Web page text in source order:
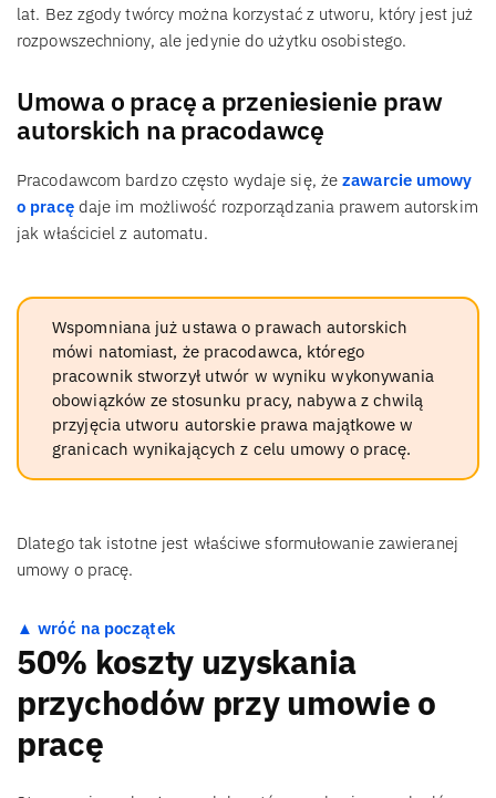
lat. Bez zgody twórcy można korzystać z utworu, który jest już
rozpowszechniony, ale jedynie do użytku osobistego.
Umowa o pracę a przeniesienie praw
autorskich na pracodawcę
Pracodawcom bardzo często wydaje się, żezawarcie umowy
o pracę daje im możliwość rozporządzania prawem autorskim
jak właściciel z automatu.
Wspomniana już ustawa o prawach autorskich
mówi natomiast, że pracodawca, którego
pracownik stworzył utwór w wyniku wykonywania
obowiązków ze stosunku pracy, nabywa z chwilą
przyjęcia utworu autorskie prawa majątkowe w
granicach wynikających z celu umowy o pracę.
Dlatego tak istotne jest właściwe sformułowanie zawieranej
umowy o pracę.
▲ wróć na początek
50% koszty uzyskania
przychodów przy umowie o
pracę